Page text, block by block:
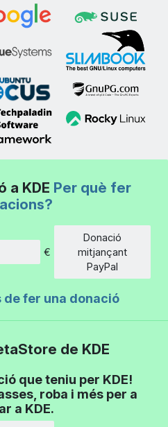
a KDE Per què fer
€
Donació
mitjançant
PayPal
fer una donació
de KDE
que teniu per KDE!
roba i més per a
a KDE.